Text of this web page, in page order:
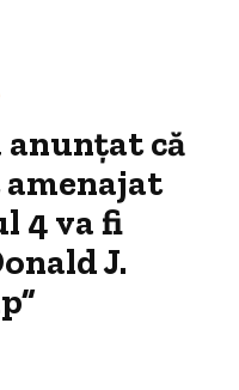
anunțat că
4 va fi
J.